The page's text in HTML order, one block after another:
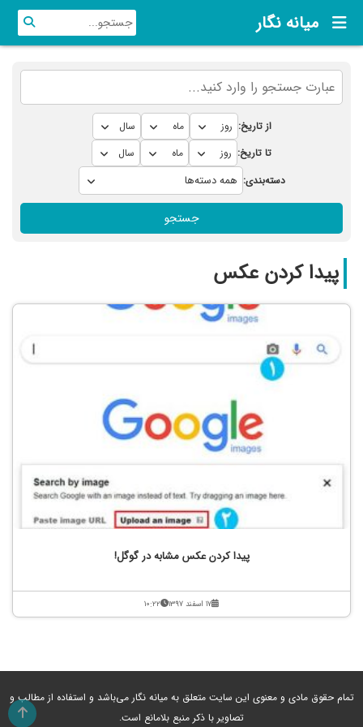
میانه نگار
از تاریخ:
تا تاریخ:
دسته‌بندی:
جستجو
پیدا کردن عکس
پیدا کردن عکس مشابه در گوگل!
۱۷ اسفند ۱۳۹۷ ۱۰:۲۲
تمام حقوق مادی و معنوی این سایت متعلق به میانه نگار می‌باشد و استفاده از مطالب و
تصاویر با ذکر منبع بلامانع است.